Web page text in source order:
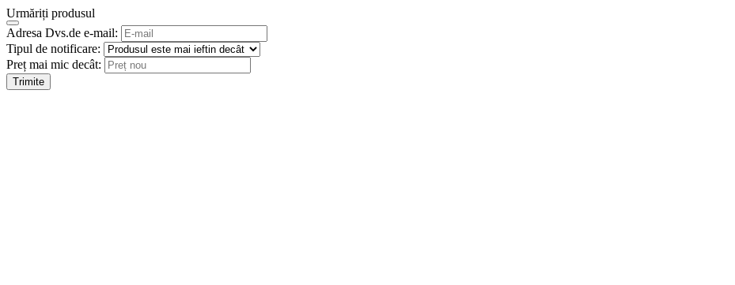
Urmăriți produsul
Adresa Dvs.de e-mail:
Tipul de notificare:
Preț mai mic decât:
Trimite